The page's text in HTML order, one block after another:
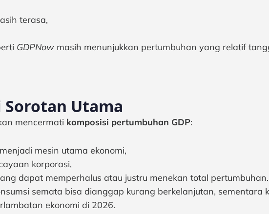
terasa,
GDPNow masih menunjukkan pertumbuhan yang relatif
Utama
mencermati komposisi pertumbuhan GDP:
mesin utama ekonomi,
korporasi,
dapat memperhalus atau justru menekan total pertumbuhan.
semata bisa dianggap kurang berkelanjutan, sementara
ekonomi di 2026.